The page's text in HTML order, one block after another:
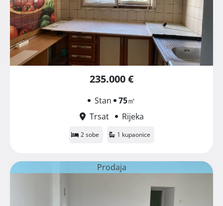
235.000 €
Stan 75㎡
Trsat
Rijeka
2 sobe 1 kupaonice
Prodaja